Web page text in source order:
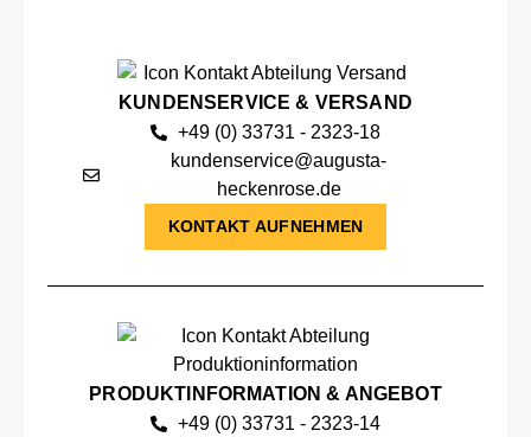
KUNDENSERVICE & VERSAND
+49 (0) 33731 - 2323-18
kundenservice@augusta-
heckenrose.de
KONTAKT AUFNEHMEN
PRODUKTINFORMATION & ANGEBOT
+49 (0) 33731 - 2323-14